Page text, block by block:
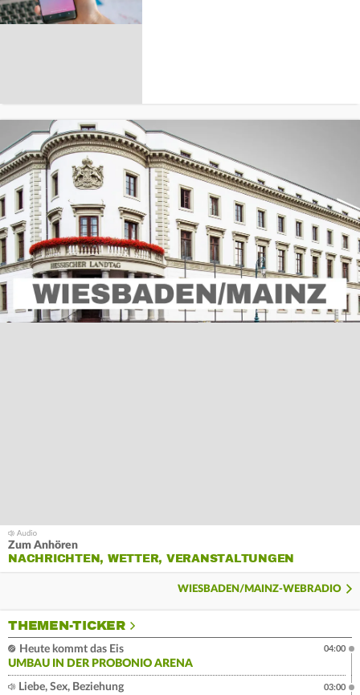
Zum Anhören
NACHRICHTEN, WETTER, VERANSTALTUNGEN
WIESBADEN/MAINZ-WEBRADIO
THEMEN-TICKER
Heute kommt das Eis
UMBAU IN DER PROBONIO ARENA
04:00
Liebe, Sex, Beziehung
03:00